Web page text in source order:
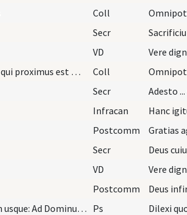
Coll
Secr
VD
Missa pro infirmo qui proximus est morti Coll
Secr
Infracan
Postcomm
Secr
VD
Postcomm Deus
et totum in ordien usque: Ad Dominum cum tribular… Ps Dilexi